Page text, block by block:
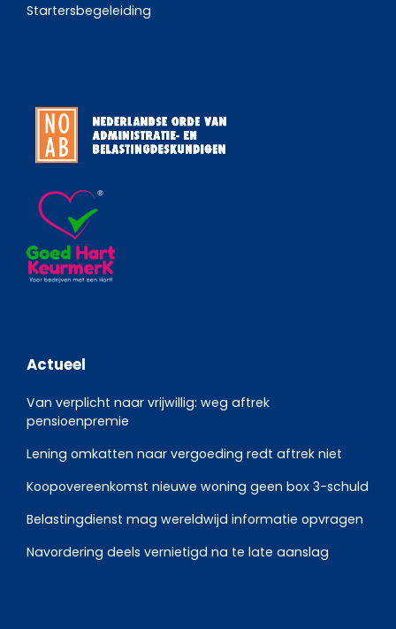
Startersbegeleiding
Actueel
Van verplicht naar vrijwillig: weg aftrek
pensioenpremie
Lening omkatten naar vergoeding redt aftrek niet
Koopovereenkomst nieuwe woning geen box 3-schuld
Belastingdienst mag wereldwijd informatie opvragen
Navordering deels vernietigd na te late aanslag